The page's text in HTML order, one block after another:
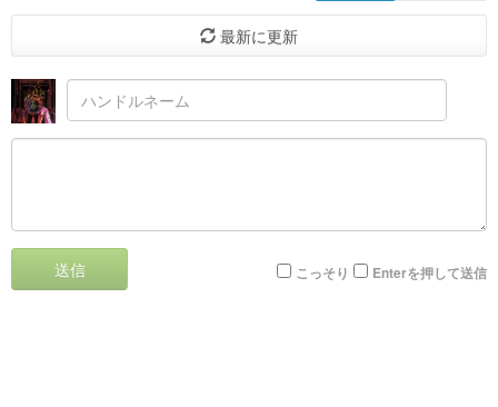
最新に更新
送信 こっそり Enterを押して送信